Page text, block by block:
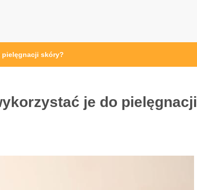
pielęgnacji skóry?
je do pielęgnacji